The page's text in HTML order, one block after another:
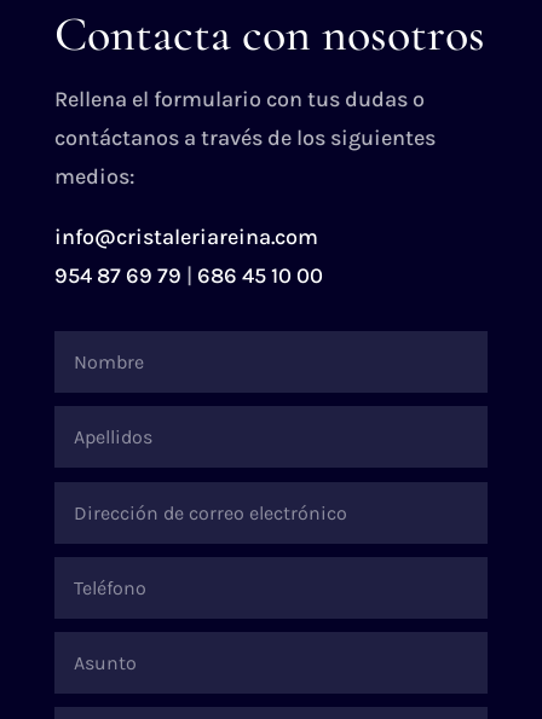
Contacta con nosotros
Rellena el formulario con tus dudas o
contáctanos a través de los siguientes
medios:
info@cristaleriareina.com
954 87 69 79 | 686 45 10 00